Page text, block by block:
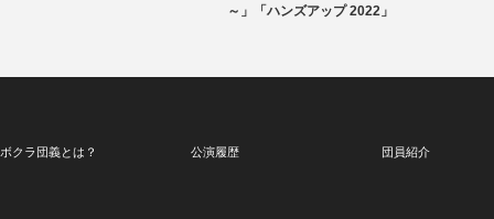
ボクラ団義とは？ 公演履歴 団員紹介